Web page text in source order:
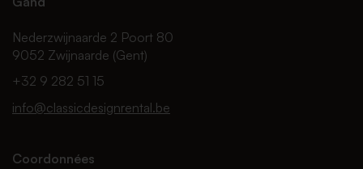
Nederzwijnaarde 2 Poort 80
9052 Zwijnaarde (Gent)
+32 9 282 51 15
info@classicdesignrental.be
Coordonnées